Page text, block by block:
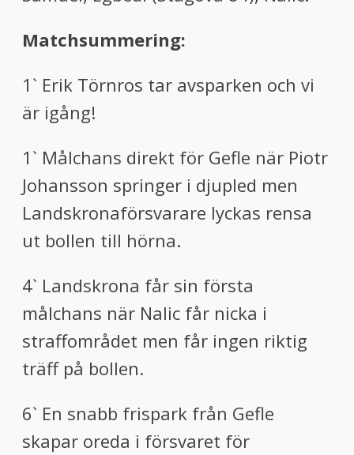
Matchsummering:
1` Erik Törnros tar avsparken och vi
är igång!
1` Målchans direkt för Gefle när Piotr
Johansson springer i djupled men
Landskronaförsvarare lyckas rensa
ut bollen till hörna.
4` Landskrona får sin första
målchans när Nalic får nicka i
straffområdet men får ingen riktig
träff på bollen.
6` En snabb frispark från Gefle
skapar oreda i försvaret för